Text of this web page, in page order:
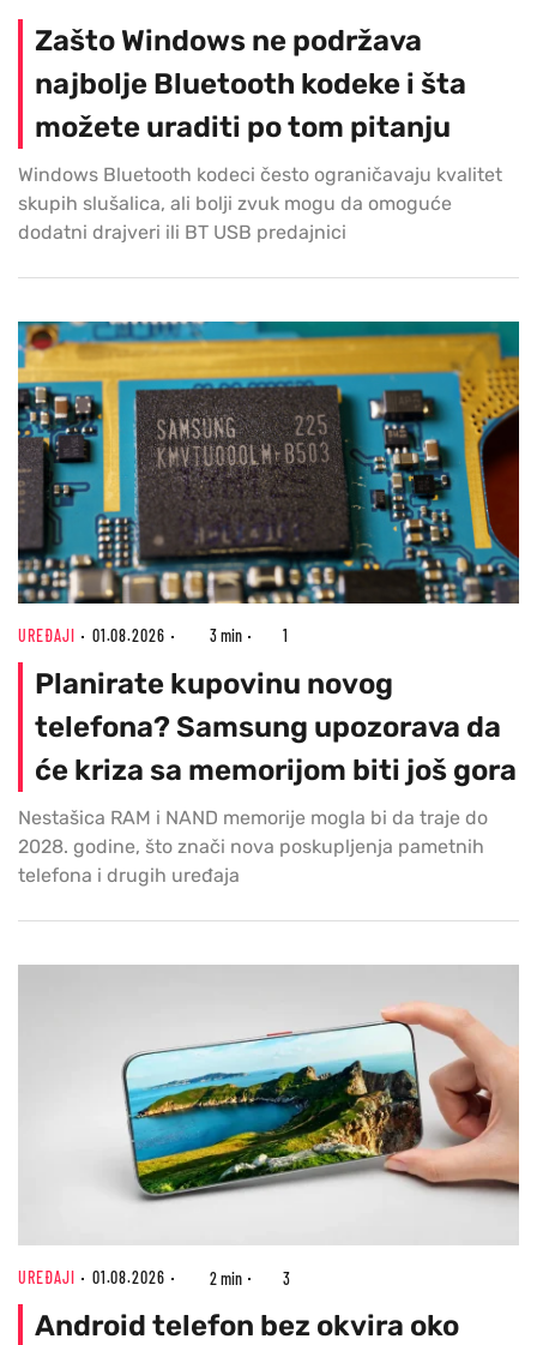
Zašto Windows ne podržava
najbolje Bluetooth kodeke i šta
možete uraditi po tom pitanju
Windows Bluetooth kodeci često ograničavaju kvalitet
skupih slušalica, ali bolji zvuk mogu da omoguće
dodatni drajveri ili BT USB predajnici
UREĐAJI 01.08.2026 3 min 1
Planirate kupovinu novog
telefona? Samsung upozorava da
će kriza sa memorijom biti još gora
Nestašica RAM i NAND memorije mogla bi da traje do
2028. godine, što znači nova poskupljenja pametnih
telefona i drugih uređaja
UREĐAJI 01.08.2026 2 min 3
Android telefon bez okvira oko